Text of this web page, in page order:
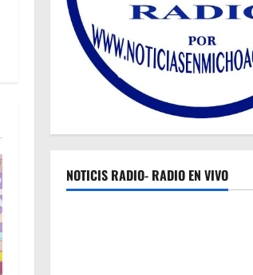
NOTICIS RADIO- RADIO EN VIVO